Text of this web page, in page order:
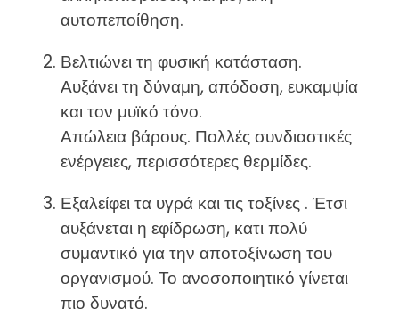
αυτοπεποίθηση.
Βελτιώνει τη φυσική κατάσταση.
Αυξάνει τη δύναμη, απόδοση, ευκαμψία
και τον μυϊκό τόνο.
Απώλεια βάρους. Πολλές συνδιαστικές
ενέργειες, περισσότερες θερμίδες.
Εξαλείφει τα υγρά και τις τοξίνες . Έτσι
αυξάνεται η εφίδρωση, κατι πολύ
συμαντικό για την αποτοξίνωση του
οργανισμού. Το ανοσοποιητικό γίνεται
πιο δυνατό.